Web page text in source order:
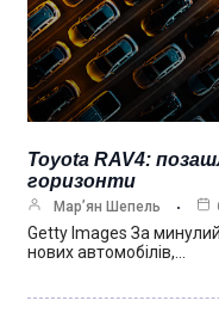
Toyota RAV4:
горизонти
Мар’ян Шепель
Getty Images За
нових автомобілів,…